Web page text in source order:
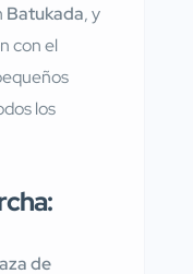
Batukada, y
con el
los
de